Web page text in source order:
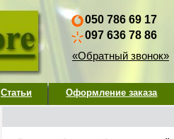
050 786 69 17
097 636 78 86
«Обратный звонок»
Статьи Оформление заказа